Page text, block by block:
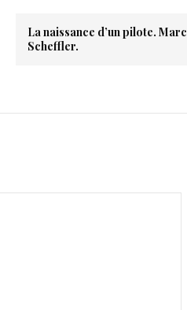
La naissance d’un pilote. Marc
Scheffler.